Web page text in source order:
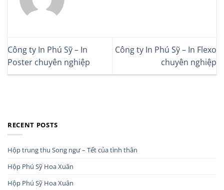
Công ty In Phú Sỹ – In
Poster chuyên nghiệp
Công ty In Phú Sỹ – In Flexo
chuyên nghiệp
RECENT POSTS
Hộp trung thu Song ngư – Tết của tình thân
Hộp Phú Sỹ Hoa Xuân
Hộp Phú Sỹ Hoa Xuân